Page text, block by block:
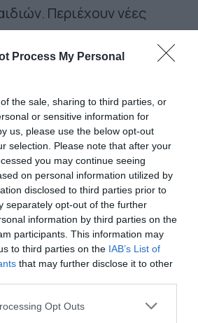
Process My Personal
the sale, sharing to third parties, or
or sensitive information for
us, please use the below opt-out
selection. Please note that after your
you may continue seeing
on personal information utilized by
disclosed to third parties prior to
separately opt-out of the further
information by third parties on the
participants. This information may
to third parties on the IAB’s List of
that may further disclose it to other
app uses one or more Google
Opt Outs
Περιέχουν νέες
και Άριελ, καθώς και
αύξηση της
και ενθαρρύνουν τις
έτους, η«Μεγάλη
έχει ως στόχο να
και την καλοσύνη που
ηρωίδες της
τους σε ολόκληρο
διάρκεια της